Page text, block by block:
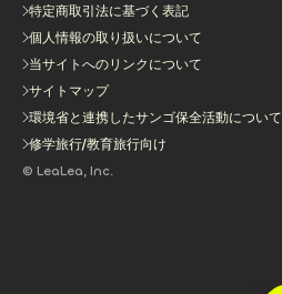
特定商取引法に基づく表記
個人情報の取り扱いについて
当サイトへのリンクについて
サイトマップ
環境省と連携したサンゴ保全活動について
修学旅行/教育旅行向け
© LeaLea, Inc.